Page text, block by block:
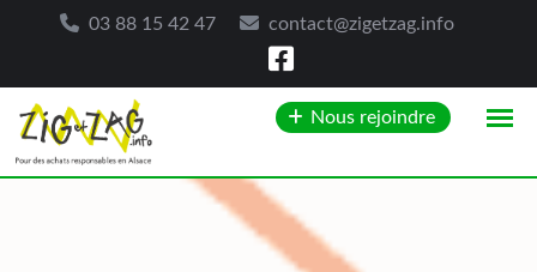
03 88 15 42 47 contact@zigetzag.info
content
Nous rejoindre